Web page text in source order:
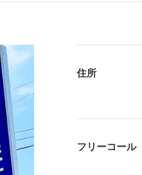
住所
フリーコール